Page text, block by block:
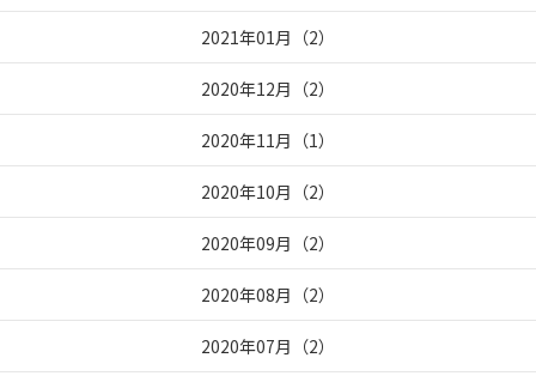
2021年01月 （2）
2020年12月 （2）
2020年11月 （1）
2020年10月 （2）
2020年09月 （2）
2020年08月 （2）
2020年07月 （2）